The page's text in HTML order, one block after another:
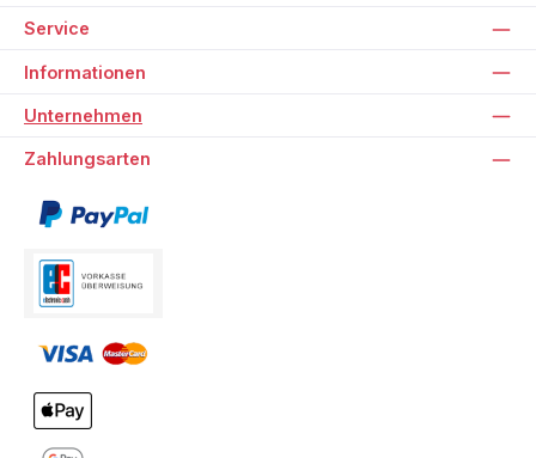
Service
Informationen
Unternehmen
Zahlungsarten